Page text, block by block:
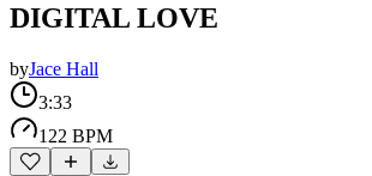
DIGITAL LOVE
byJace Hall
3:33
122 BPM